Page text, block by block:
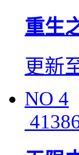
重生
更新
NO 4